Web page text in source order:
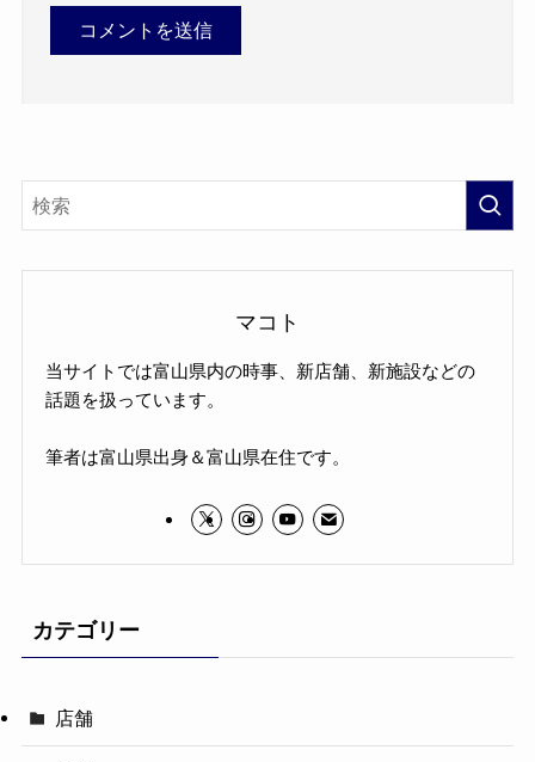
マコト
当サイトでは富山県内の時事、新店舗、新施設などの
話題を扱っています。
筆者は富山県出身＆富山県在住です。
カテゴリー
店舗